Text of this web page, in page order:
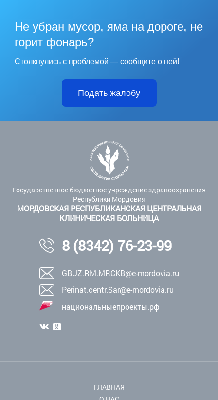
Не убран мусор, яма на дороге, не
горит фонарь?
Столкнулись с проблемой — сообщите о ней!
Подать жалобу
Государственное бюджетное учреждение здравоохранения
Республики Мордовия
МОРДОВСКАЯ РЕСПУБЛИКАНСКАЯ ЦЕНТРАЛЬНАЯ
КЛИНИЧЕСКАЯ БОЛЬНИЦА
8 (8342) 76-23-99
GBUZ.RM.MRCKB@e-mordovia.ru
Perinat.centr.Sar@e-mordovia.ru
национальныепроекты.рф
ГЛАВНАЯ